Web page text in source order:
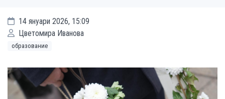
14 януари 2026, 15:09
Цветомира Иванова
образование